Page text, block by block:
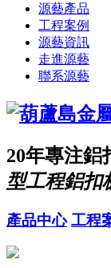
源藝產品
工程案例
源藝資訊
走進源藝
聯系源藝
20年專注鋁
型工程鋁扣
產品中心 工程